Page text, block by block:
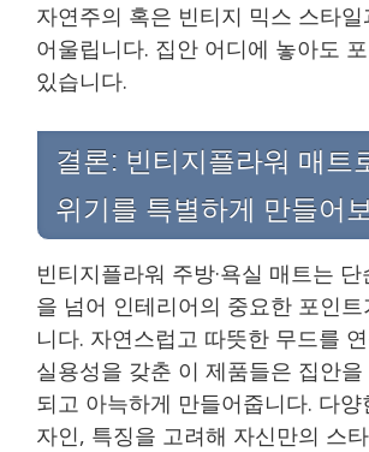
자연주의 혹은 빈티지 믹스 스타일
어울립니다. 집안 어디에 놓아도
있습니다.
결론: 빈티지플라워 매트
위기를 특별하게 만들어
빈티지플라워 주방·욕실 매트는
을 넘어 인테리어의 중요한 포인
니다. 자연스럽고 따뜻한 무드를
실용성을 갖춘 이 제품들은 집안
되고 아늑하게 만들어줍니다. 다양
자인, 특징을 고려해 자신만의 스